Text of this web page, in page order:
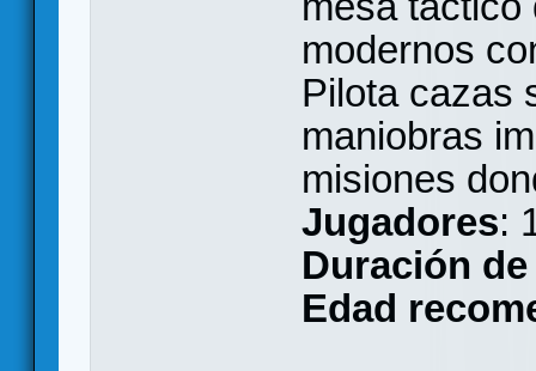
modernos
Pilota cazas
maniobras
misiones
Jugadores:
Duración
Edad